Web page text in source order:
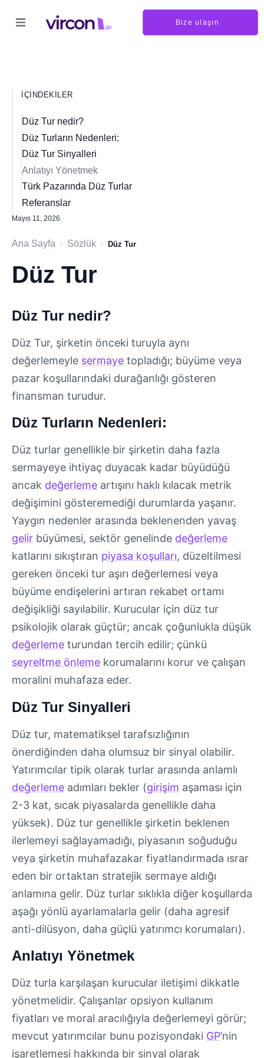
Bize ulaşın
İÇINDEKILER
Düz Tur nedir?
Düz Turların Nedenleri:
Düz Tur Sinyalleri
Anlatıyı Yönetmek
Türk Pazarında Düz Turlar
Referanslar
Mayıs 11, 2026
Ana Sayfa › Sözlük › Düz Tur
Düz Tur
Düz Tur nedir?
Düz Tur, şirketin önceki turuyla aynı
değerlemeyle sermaye topladığı; büyüme veya
pazar koşullarındaki durağanlığı gösteren
finansman turudur.
Düz Turların Nedenleri:
Düz turlar genellikle bir şirketin daha fazla
sermayeye ihtiyaç duyacak kadar büyüdüğü
ancak değerleme artışını haklı kılacak metrik
değişimini gösteremediği durumlarda yaşanır.
Yaygın nedenler arasında beklenenden yavaş
gelir büyümesi, sektör genelinde değerleme
katlarını sıkıştıran piyasa koşulları, düzeltilmesi
gereken önceki tur aşırı değerlemesi veya
büyüme endişelerini artıran rekabet ortamı
değişikliği sayılabilir. Kurucular için düz tur
psikolojik olarak güçtür; ancak çoğunlukla düşük
değerleme turundan tercih edilir; çünkü
seyreltme önleme korumalarını korur ve çalışan
moralini muhafaza eder.
Düz Tur Sinyalleri
Düz tur, matematiksel tarafsızlığının
önerdiğinden daha olumsuz bir sinyal olabilir.
Yatırımcılar tipik olarak turlar arasında anlamlı
değerleme adımları bekler (girişim aşaması için
2-3 kat, sıcak piyasalarda genellikle daha
yüksek). Düz tur genellikle şirketin beklenen
ilerlemeyi sağlayamadığı, piyasanın soğuduğu
veya şirketin muhafazakar fiyatlandırmada ısrar
eden bir ortaktan stratejik sermaye aldığı
anlamına gelir. Düz turlar sıklıkla diğer koşullarda
aşağı yönlü ayarlamalarla gelir (daha agresif
anti-dilüsyon, daha güçlü yatırımcı korumaları).
Anlatıyı Yönetmek
Düz turla karşılaşan kurucular iletişimi dikkatle
yönetmelidir. Çalışanlar opsiyon kullanım
fiyatları ve moral aracılığıyla değerlemeyi görür;
mevcut yatırımcılar bunu pozisyondaki GP’nin
işaretlemesi hakkında bir sinyal olarak